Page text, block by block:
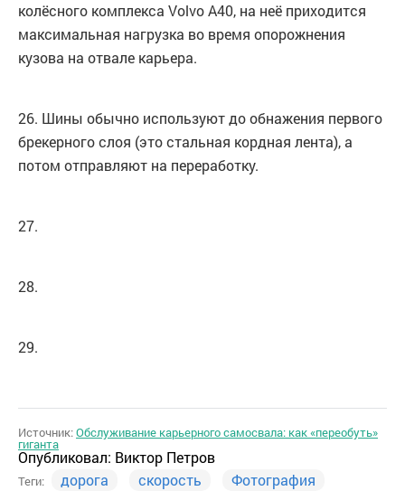
колёсного комплекса Volvo А40, на неё приходится
максимальная нагрузка во время опорожнения
кузова на отвале карьера.
26. Шины обычно используют до обнажения первого
брекерного слоя (это стальная кордная лента), а
потом отправляют на переработку.
27.
28.
29.
Источник:Обслуживание карьерного самосвала: как «переобуть»
гиганта
Опубликовал: Виктор Петров
Теги: дорога скорость
Фотография